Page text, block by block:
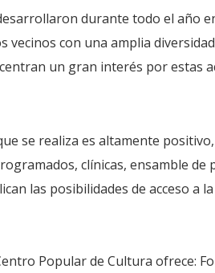
durante todo el año
vecinos con una amplia
un gran interés por estas
se realiza es altamente
clínicas, ensamble
las posibilidades de acceso a
Popular de Cultura ofrece: